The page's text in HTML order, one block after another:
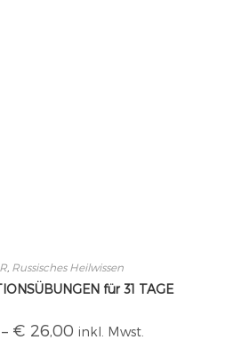
, Russisches Heilwissen
für 31 TAGE
– € 26,00 inkl. Mwst.